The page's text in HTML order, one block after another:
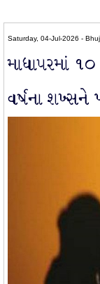
Saturday, 04-Jul-2026 - Bhuj
માધાપરમાં ૧૦
વર્ષના શખ્સને